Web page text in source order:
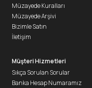
Müzayede Kuralları
Müzayede Arşivi
Bizimle Satın
İletişim
Müşteri Hizmetleri
Sıkça Sorulan Sorular
Banka Hesap Numaramız